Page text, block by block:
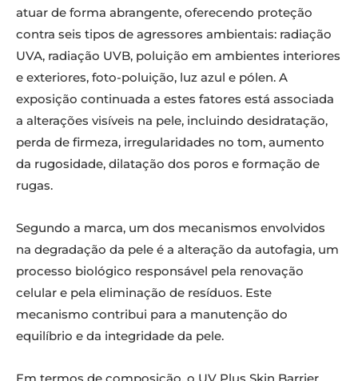
atuar de forma abrangente, oferecendo proteção
contra seis tipos de agressores ambientais: radiação
UVA, radiação UVB, poluição em ambientes interiores
e exteriores, foto-poluição, luz azul e pólen. A
exposição continuada a estes fatores está associada
a alterações visíveis na pele, incluindo desidratação,
perda de firmeza, irregularidades no tom, aumento
da rugosidade, dilatação dos poros e formação de
rugas.
Segundo a marca, um dos mecanismos envolvidos
na degradação da pele é a alteração da autofagia, um
processo biológico responsável pela renovação
celular e pela eliminação de resíduos. Este
mecanismo contribui para a manutenção do
equilíbrio e da integridade da pele.